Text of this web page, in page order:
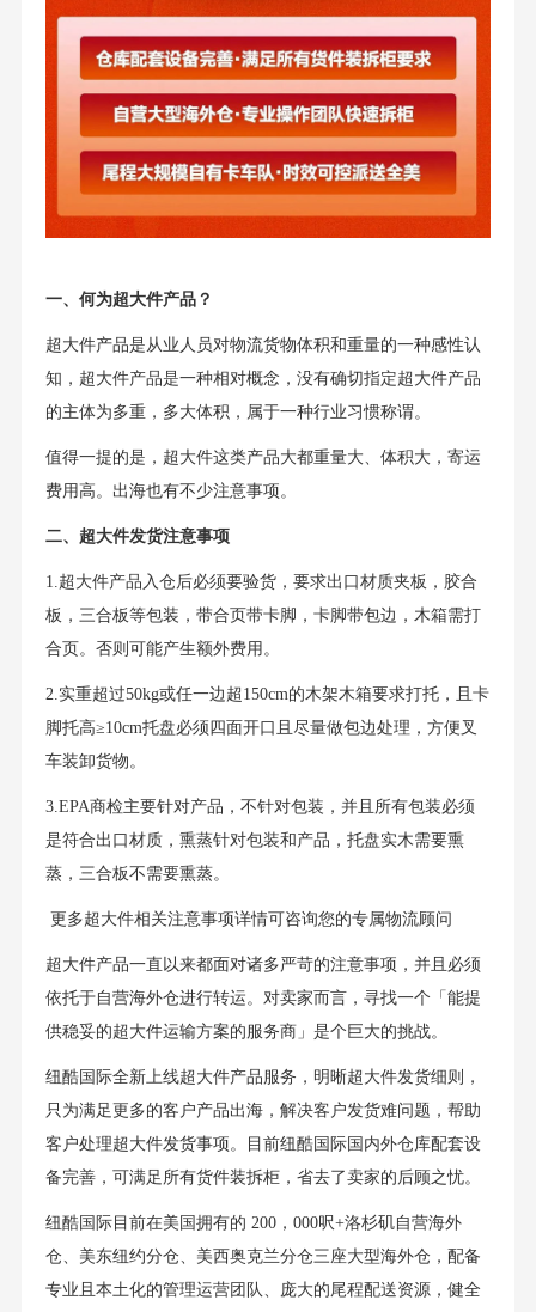
一、何为超大件产品？
超大件产品是从业人员对物流货物体积和重量的一种感性认
知，超大件产品是一种相对概念，没有确切指定超大件产品
的主体为多重，多大体积，属于一种行业习惯称谓。
值得一提的是，超大件这类产品大都重量大、体积大，寄运
费用高。出海也有不少注意事项。
二、超大件发货注意事项
1.超大件产品入仓后必须要验货，要求出口材质夹板，胶合
板，三合板等包装，带合页带卡脚，卡脚带包边，木箱需打
合页。否则可能产生额外费用。
2.实重超过50kg或任一边超150cm的木架木箱要求打托，且卡
脚托高≥10cm托盘必须四面开口且尽量做包边处理，方便叉
车装卸货物。
3.EPA商检主要针对产品，不针对包装，并且所有包装必须
是符合出口材质，熏蒸针对包装和产品，托盘实木需要熏
蒸，三合板不需要熏蒸。
更多超大件相关注意事项详情可咨询您的专属物流顾问
超大件产品一直以来都面对诸多严苛的注意事项，并且必须
依托于自营海外仓进行转运。对卖家而言，寻找一个「能提
供稳妥的超大件运输方案的服务商」是个巨大的挑战。
纽酷国际全新上线超大件产品服务，明晰超大件发货细则，
只为满足更多的客户产品出海，解决客户发货难问题，帮助
客户处理超大件发货事项。目前纽酷国际国内外仓库配套设
备完善，可满足所有货件装拆柜，省去了卖家的后顾之忧。
纽酷国际目前在美国拥有的 200，000呎+洛杉矶自营海外
仓、美东纽约分仓、美西奥克兰分仓三座大型海外仓，配备
专业且本土化的管理运营团队、庞大的尾程配送资源，健全